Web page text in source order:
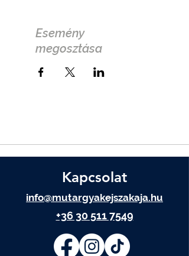
Esemény
megosztása
Kapcsolat
info@mutargyakejszakaja.hu
+36 30 511 7549